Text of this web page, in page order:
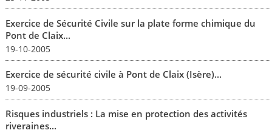
Exercice de Sécurité Civile sur la plate forme chimique du
Pont de Claix...
19-10-2005
Exercice de sécurité civile à Pont de Claix (Isère)...
19-09-2005
Risques industriels : La mise en protection des activités
riveraines...